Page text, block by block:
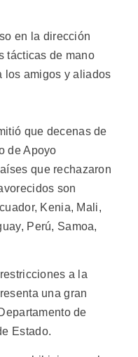
en la dirección
tácticas de mano
los amigos y aliados
que decenas de
de Apoyo
que rechazaron
son
Kenia, Mali,
Perú, Samoa,
a la
una gran
de
Estado.